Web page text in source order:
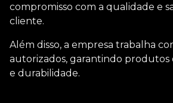
compromisso com a qualidade e
cliente.
Além disso, a empresa trabalha
autorizados, garantindo produtos
e durabilidade.